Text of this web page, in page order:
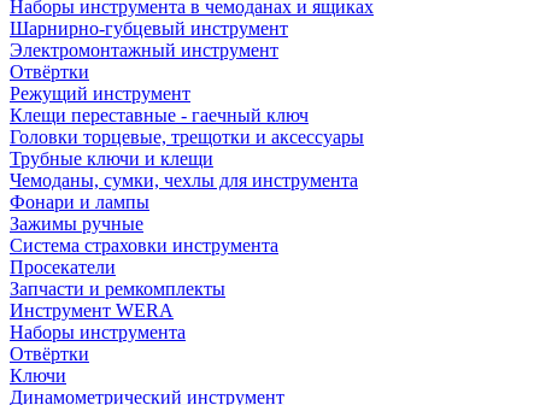
Наборы инструмента в чемоданах и ящиках
Шарнирно-губцевый инструмент
Электромонтажный инструмент
Отвёртки
Режущий инструмент
Клещи переставные - гаечный ключ
Головки торцевые, трещотки и аксессуары
Трубные ключи и клещи
Чемоданы, сумки, чехлы для инструмента
Фонари и лампы
Зажимы ручные
Система страховки инструмента
Просекатели
Запчасти и ремкомплекты
Инструмент WERA
Наборы инструмента
Отвёртки
Ключи
Динамометрический инструмент